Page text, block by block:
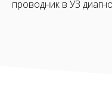
проводник в УЗ